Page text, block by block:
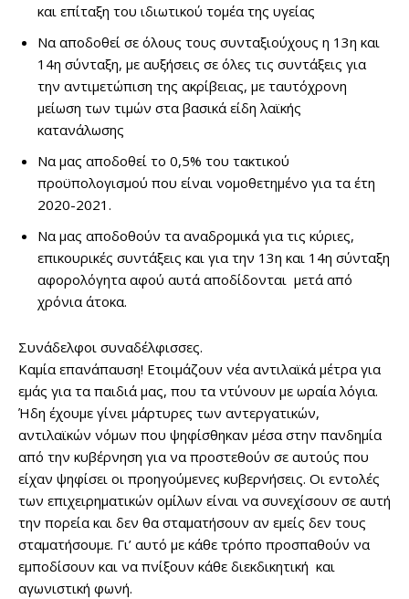
και επίταξη του ιδιωτικού τομέα της υγείας
Να αποδοθεί σε όλους τους συνταξιούχους η 13η και
14η σύνταξη, με αυξήσεις σε όλες τις συντάξεις για
την αντιμετώπιση της ακρίβειας, με ταυτόχρονη
μείωση των τιμών στα βασικά είδη λαϊκής
κατανάλωσης
Να μας αποδοθεί το 0,5% του τακτικού
προϋπολογισμού που είναι νομοθετημένο για τα έτη
2020-2021.
Να μας αποδοθούν τα αναδρομικά για τις κύριες,
επικουρικές συντάξεις και για την 13η και 14η σύνταξη
αφορολόγητα αφού αυτά αποδίδονται μετά από
χρόνια άτοκα.
Συνάδελφοι συναδέλφισσες.
Καμία επανάπαυση! Ετοιμάζουν νέα αντιλαϊκά μέτρα για
εμάς για τα παιδιά μας, που τα ντύνουν με ωραία λόγια.
Ήδη έχουμε γίνει μάρτυρες των αντεργατικών,
αντιλαϊκών νόμων που ψηφίσθηκαν μέσα στην πανδημία
από την κυβέρνηση για να προστεθούν σε αυτούς που
είχαν ψηφίσει οι προηγούμενες κυβερνήσεις. Οι εντολές
των επιχειρηματικών ομίλων είναι να συνεχίσουν σε αυτή
την πορεία και δεν θα σταματήσουν αν εμείς δεν τους
σταματήσουμε. Γι’ αυτό με κάθε τρόπο προσπαθούν να
εμποδίσουν και να πνίξουν κάθε διεκδικητική και
αγωνιστική φωνή.